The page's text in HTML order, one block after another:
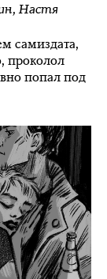
,Настя
самиздата,
проколол
попал под